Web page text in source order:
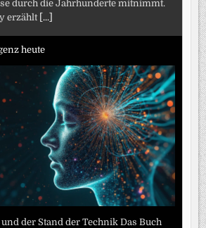
durch die Jahrhunderte mitnimmt.
erzählt [...]
heute
der Stand der Technik Das Buch